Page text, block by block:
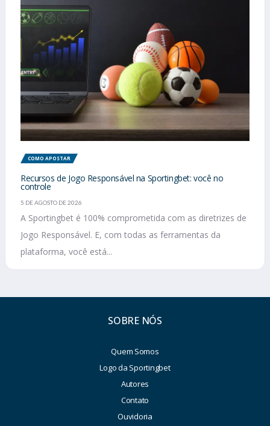
COMO APOSTAR
Recursos de Jogo Responsável na Sportingbet: você no
controle
5 DE AGOSTO DE 2026
A Sportingbet é 100% comprometida com as diretrizes de
Jogo Responsável. E, com todas as ferramentas da
plataforma, você está...
SOBRE NÓS
Quem Somos
Logo da Sportingbet
Autores
Contato
Ouvidoria